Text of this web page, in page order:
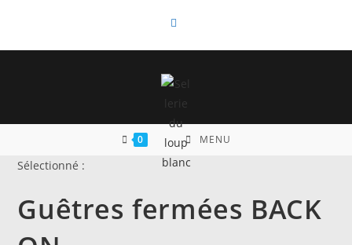
content
0 MENU
Sélectionné :
Guêtres fermées BACK